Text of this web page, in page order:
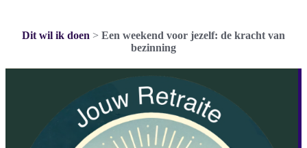
Dit wil ik doen > Een weekend voor jezelf: de kracht van
bezinning